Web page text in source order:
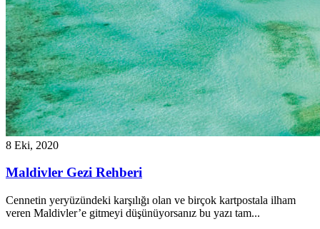
8 Eki, 2020
Maldivler Gezi Rehberi
Cennetin yeryüzündeki karşılığı olan ve birçok kartpostala ilham
veren Maldivler’e gitmeyi düşünüyorsanız bu yazı tam...